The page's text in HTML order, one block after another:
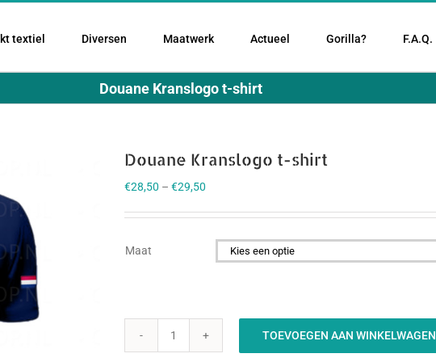
textiel Diversen Maatwerk Actueel Gorilla? F.A.Q.
Douane Kranslogo t-shirt
Douane Kranslogo t-shirt
€28,50 – €29,50
Maat
Douane
TOEVOEGEN AAN WINKELWAGEN